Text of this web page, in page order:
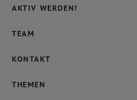
AKTIV WERDEN!
TEAM
KONTAKT
THEMEN